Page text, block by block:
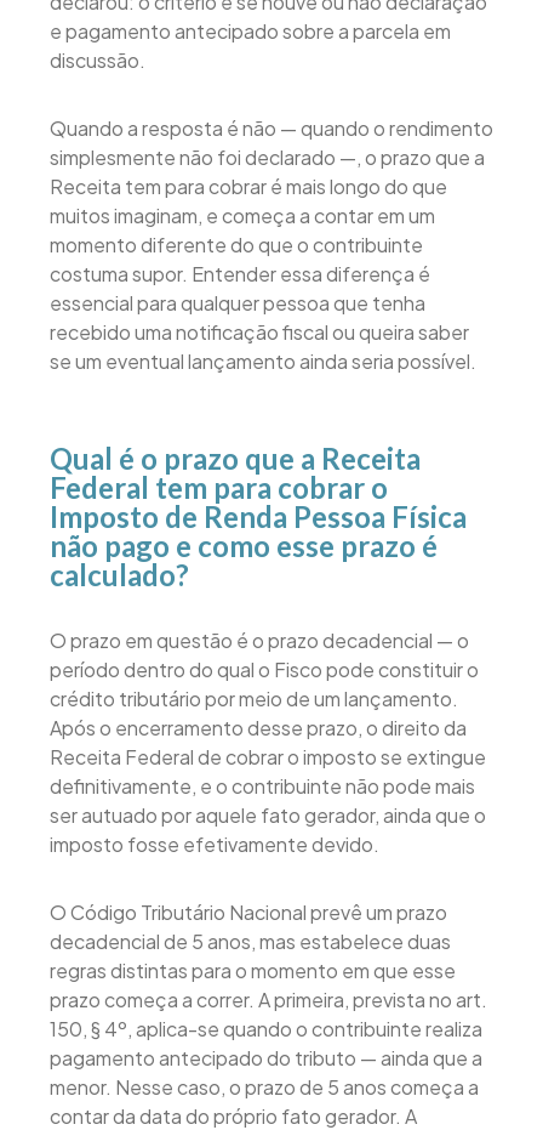
e pagamento antecipado sobre a parcela em
discussão.
Quando a resposta é não — quando o rendimento
simplesmente não foi declarado —, o prazo que a
Receita tem para cobrar é mais longo do que
muitos imaginam, e começa a contar em um
momento diferente do que o contribuinte
costuma supor. Entender essa diferença é
essencial para qualquer pessoa que tenha
recebido uma notificação fiscal ou queira saber
se um eventual lançamento ainda seria possível.
Qual é o prazo que a Receita
Federal tem para cobrar o
Imposto de Renda Pessoa Física
não pago e como esse prazo é
calculado?
O prazo em questão é o prazo decadencial — o
período dentro do qual o Fisco pode constituir o
crédito tributário por meio de um lançamento.
Após o encerramento desse prazo, o direito da
Receita Federal de cobrar o imposto se extingue
definitivamente, e o contribuinte não pode mais
ser autuado por aquele fato gerador, ainda que o
imposto fosse efetivamente devido.
O Código Tributário Nacional prevê um prazo
decadencial de 5 anos, mas estabelece duas
regras distintas para o momento em que esse
prazo começa a correr. A primeira, prevista no art.
150, § 4º, aplica-se quando o contribuinte realiza
pagamento antecipado do tributo — ainda que a
menor. Nesse caso, o prazo de 5 anos começa a
contar da data do próprio fato gerador. A